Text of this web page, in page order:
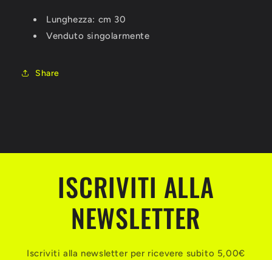
Lunghezza: cm 30
Venduto singolarmente
Share
ISCRIVITI ALLA
NEWSLETTER
Iscriviti alla newsletter per ricevere subito 5,00€